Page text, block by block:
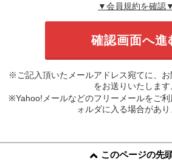
▼会員規約を確認▼
※ご記入頂いたメールアドレス宛てに、
をお送りいたします
※Yahoo!メールなどのフリーメールをご
ォルダに入る場合があり
このページの先